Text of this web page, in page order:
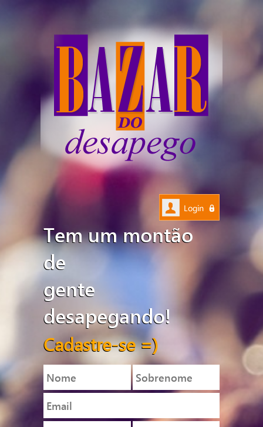
Tem um montão
de
gente
desapegando!
Cadastre-se =)